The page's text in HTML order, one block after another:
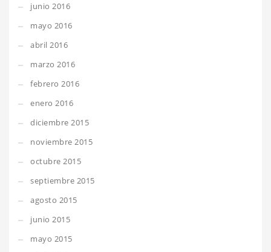
junio 2016
mayo 2016
abril 2016
marzo 2016
febrero 2016
enero 2016
diciembre 2015
noviembre 2015
octubre 2015
septiembre 2015
agosto 2015
junio 2015
mayo 2015